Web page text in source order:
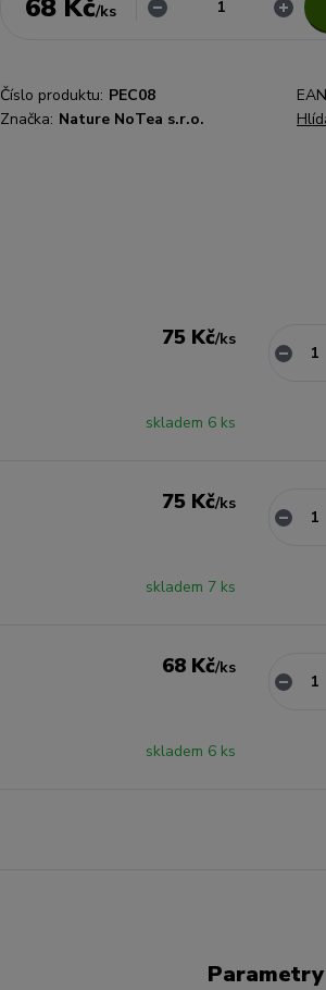
68 Kč/ks
Číslo produktu: PEC08
Značka: Nature NoTea s.r.o.
75 Kč/ks
skladem 6 ks
75 Kč/ks
skladem 7 ks
68 Kč/ks
skladem 6 ks
Parametry